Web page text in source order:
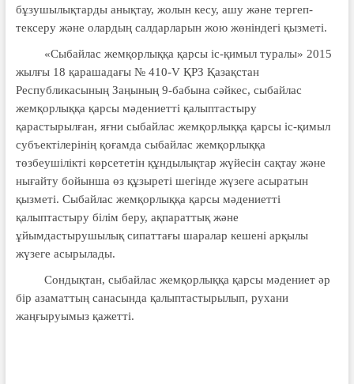
бұзушылықтарды анықтау, жолын кесу, ашу және тергеп-
тексеру және олардың салдарларын жою жөніндегі қызметі.
«Сыбайлас жемқорлыққа қарсы іс-қимыл туралы» 2015
жылғы 18 қарашадағы № 410-V ҚРЗ Қазақстан
Республикасының Заңының 9-бабына сәйкес, сыбайлас
жемқорлыққа қарсы мәдениетті қалыптастыру
қарастырылған, яғни сыбайлас жемқорлыққа қарсы іс-қимыл
субъектілерінің қоғамда сыбайлас жемқорлыққа
төзбеушілікті көрсететін құндылықтар жүйесін сақтау және
нығайту бойынша өз құзыреті шегінде жүзеге асыратын
қызметі. Сыбайлас жемқорлыққа қарсы мәдениетті
қалыптастыру білім беру, ақпараттық және
ұйымдастырушылық сипаттағы шаралар кешені арқылы
жүзеге асырылады.
Сондықтан, сыбайлас жемқорлыққа қарсы мәдениет әр
бір азаматтың санасында қалыптастырылып, рухани
жаңғыруымыз қажетті.